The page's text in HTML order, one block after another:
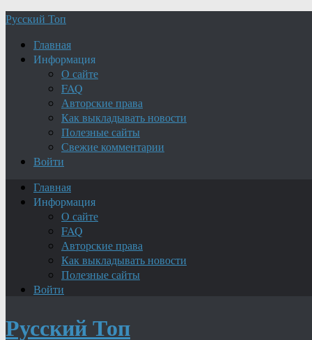
Русский Топ
Главная
Информация
О сайте
FAQ
Авторские права
Как выкладывать новости
Полезные сайты
Свежие комментарии
Войти
Главная
Информация
О сайте
FAQ
Авторские права
Как выкладывать новости
Полезные сайты
Войти
Русский Топ